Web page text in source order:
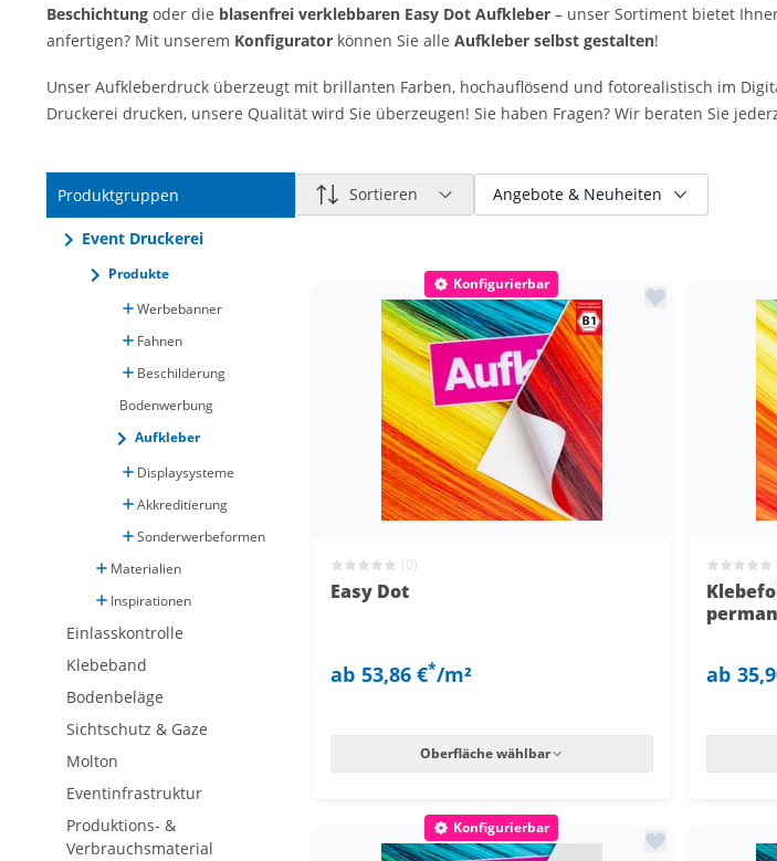
Beschichtung oder die blasenfrei verklebbaren Easy Dot Aufkleber – unser Sortiment bietet
anfertigen? Mit unserem Konfigurator können Sie alle Aufkleber selbst gestalten!
Unser Aufkleberdruck überzeugt mit brillanten Farben, hochauflösend und fotorealistisch im
Druckerei drucken, unsere Qualität wird Sie überzeugen! Sie haben Fragen? Wir beraten Sie
Produktgruppen
Event Druckerei
Produkte
Werbebanner
Fahnen
Beschilderung
Bodenwerbung
Aufkleber
Displaysysteme
Akkreditierung
Sonderwerbeformen
Materialien
Inspirationen
Einlasskontrolle
Klebeband
Bodenbeläge
Sichtschutz & Gaze
Molton
Eventinfrastruktur
Produktions- &
Verbrauchsmaterial
Sortieren Angebote & Neuheiten
Nur reduzierte Artikel
Nur neue Artikel
Konfigurierbar
(0)
Easy Dot
ab 53,86 €*/m²
Oberfläche wählbar
ab
Konfigurierbar